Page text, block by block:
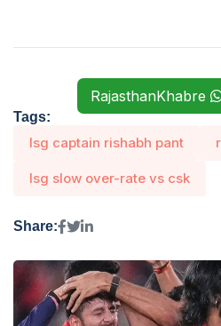
RajasthanKhabre
Tags:
lsg captain rishabh pant
lsg slow over-rate vs csk
Share: